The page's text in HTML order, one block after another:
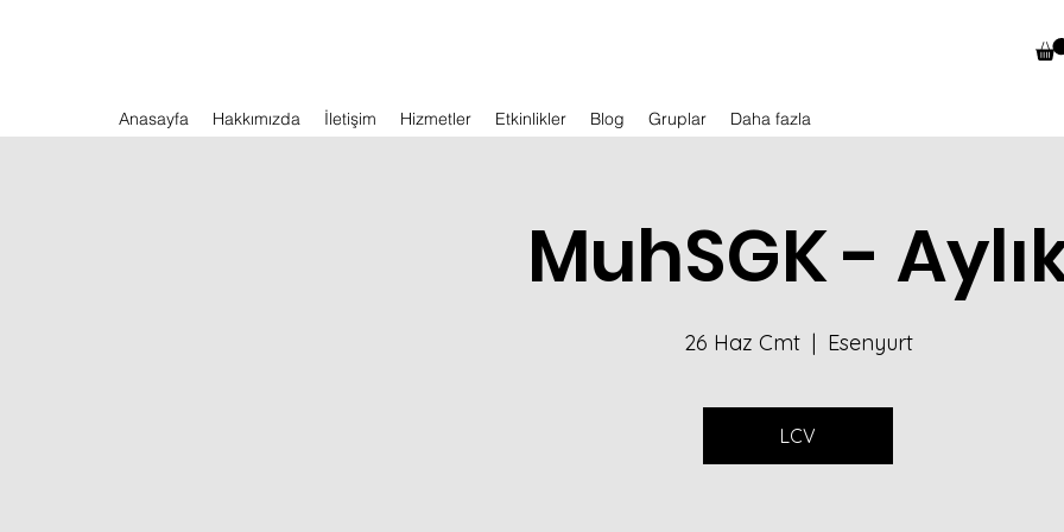
Anasayfa Hakkımızda İletişim Hizmetler Etkinlikler Blog Gruplar Daha fazla
MuhSGK -
26 Haz Cmt
  |
Esenyurt
LCV